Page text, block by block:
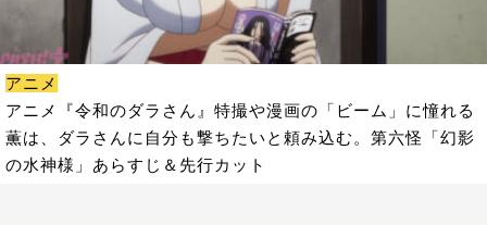
アニメ
アニメ『令和のダラさん』特撮や漫画の「ビーム」に憧れる
薫は、ダラさんに自分も撃ちたいと頼み込む。第六怪「幻影
の水神様」あらすじ＆先行カット